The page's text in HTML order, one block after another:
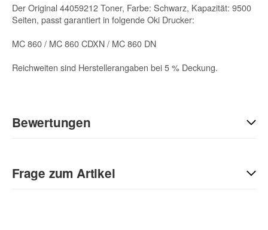
Der Original 44059212 Toner, Farbe: Schwarz, Kapazität: 9500
Seiten, passt garantiert in folgende Oki Drucker:
MC 860 / MC 860 CDXN / MC 860 DN
Reichweiten sind Herstellerangaben bei 5 % Deckung.
Bewertungen
Sie Anderen bei der Kaufentscheidung:
Frage zum Artikel